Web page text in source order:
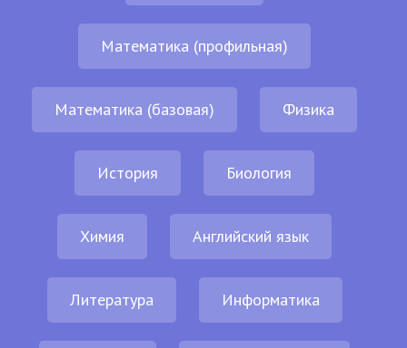
Математика (профильная)
Математика (базовая) Физика
История Биология
Химия Английский язык
Литература Информатика